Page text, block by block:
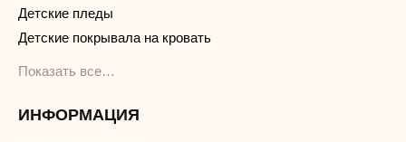
Детские пледы
Детские покрывала на кровать
Показать все…
ИНФОРМАЦИЯ